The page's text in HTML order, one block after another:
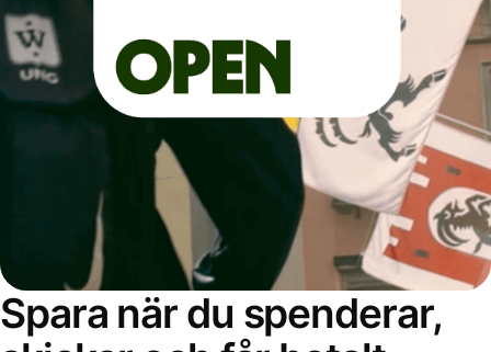
Spara när du spenderar,